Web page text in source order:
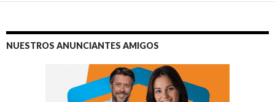
NUESTROS ANUNCIANTES AMIGOS